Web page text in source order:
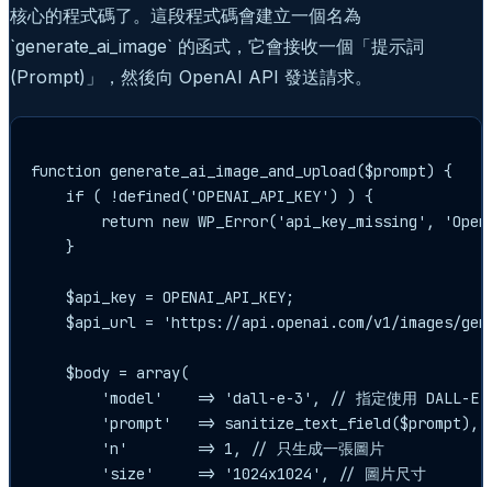
核心的程式碼了。這段程式碼會建立一個名為
`generate_ai_image` 的函式，它會接收一個「提示詞
(Prompt)」，然後向 OpenAI API 發送請求。
function generate_ai_image_and_upload($prompt) {
    if ( !defined('OPENAI_API_KEY') ) {
return new WP_Error('api_key_missing',
    }
    $api_key = OPENAI_API_KEY;
$api_url = 'https://api.openai.com/v1/images/
    $body = array(
'model'    => 'dall-e-3', // 指定使用 DALL-E
'prompt'   => sanitize_text_field($prompt),
        'n'        => 1, // 只生成一張圖片
        'size'     => '1024x1024', // 圖片尺寸